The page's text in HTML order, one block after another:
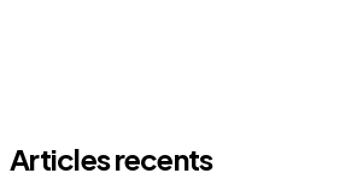
Articles recents